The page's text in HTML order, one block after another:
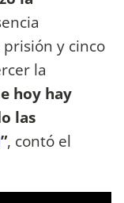
y cinco
la
hoy hay
las
”, contó el